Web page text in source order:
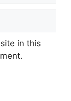
in this